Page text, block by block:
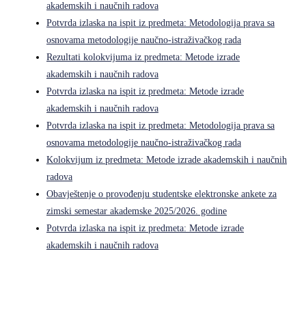
akademskih i naučnih radova
Potvrda izlaska na ispit iz predmeta: Metodologija prava sa
osnovama metodologije naučno-istraživačkog rada
Rezultati kolokvijuma iz predmeta: Metode izrade
akademskih i naučnih radova
Potvrda izlaska na ispit iz predmeta: Metode izrade
akademskih i naučnih radova
Potvrda izlaska na ispit iz predmeta: Metodologija prava sa
osnovama metodologije naučno-istraživačkog rada
Kolokvijum iz predmeta: Metode izrade akademskih i naučnih
radova
Obavještenje o provođenju studentske elektronske ankete za
zimski semestar akademske 2025/2026. godine
Potvrda izlaska na ispit iz predmeta: Metode izrade
akademskih i naučnih radova